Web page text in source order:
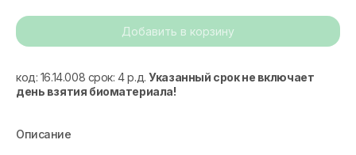
Добавить в корзину
код: 16.14.008 срок: 4 р.д.Указанный срок не включает
день взятия биоматериала!
Описание